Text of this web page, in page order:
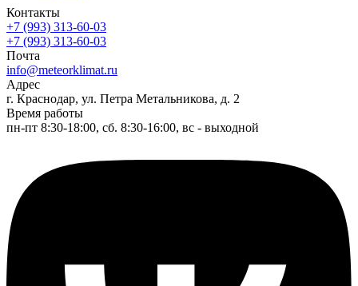
Контакты
+7 (993) 313-60-03
+7 (993) 313-60-03
Почта
info@meteorklimat.ru
Адрес
г. Краснодар, ул. Петра Метальникова, д. 2
Время работы
пн-пт 8:30-18:00, сб. 8:30-16:00, вс - выходной